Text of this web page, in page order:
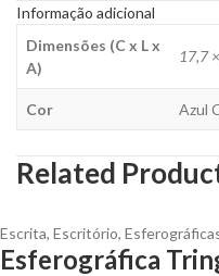
Informação adicional
Dimensões (C x L x
A)
17,7
Cor Azul
Related
Escrita, Escritório,
Esferográfica